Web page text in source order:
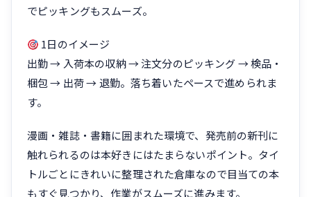
でピッキングもスムーズ。
1日のイメージ
出勤 → 入荷本の収納 → 注文分のピッキング → 検品・
梱包 → 出荷 → 退勤。落ち着いたペースで進められま
す。
漫画・雑誌・書籍に囲まれた環境で、発売前の新刊に
触れられるのは本好きにはたまらないポイント。タイ
トルごとにきれいに整理された倉庫なので目当ての本
もすぐ見つかり、作業がスムーズに進みます。